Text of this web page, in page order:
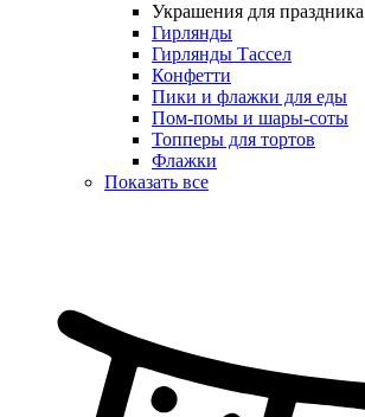
Украшения для праздника
Гирлянды
Гирлянды Тассел
Конфетти
Пики и флажки для еды
Пом-помы и шары-соты
Топперы для тортов
Флажки
Показать все